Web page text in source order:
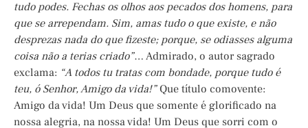
tudo podes. Fechas os olhos aos pecados dos homens, para
que se arrependam. Sim, amas tudo o que existe, e não
desprezas nada do que fizeste; porque, se odiasses alguma
coisa não a terias criado”… Admirado, o autor sagrado
exclama: “A todos tu tratas com bondade, porque tudo é
teu, ó Senhor, Amigo da vida!”Que título comovente:
Amigo da vida! Um Deus que somente é glorificado na
nossa alegria, na nossa vida! Um Deus que sorri com o